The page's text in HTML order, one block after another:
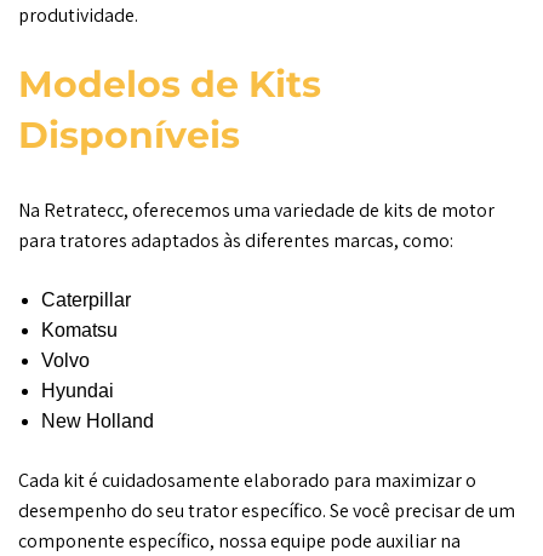
produtividade.
Modelos de Kits
Disponíveis
Na Retratecc, oferecemos uma variedade de kits de motor
para tratores adaptados às diferentes marcas, como:
Caterpillar
Komatsu
Volvo
Hyundai
New Holland
Cada kit é cuidadosamente elaborado para maximizar o
desempenho do seu trator específico. Se você precisar de um
componente específico, nossa equipe pode auxiliar na